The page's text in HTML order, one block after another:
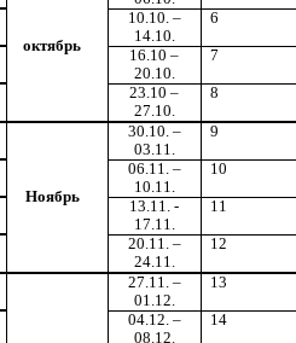
октябрь
10.10. –
14.10.
6
16.10 –
20.10.
7
23.10 –
27.10.
8
Ноябрь
30.10. –
03.11.
9
06.11. –
10.11.
10
13.11. -
17.11.
11
20.11. –
24.11.
12
27.11. –
01.12.
13
04.12. –
08.12.
14